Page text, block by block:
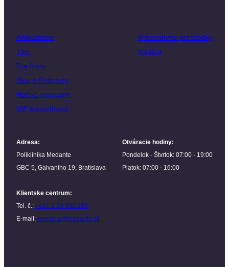
Ambulancie
Tím
Pre firmy
Blog a Podcasty
Ročné programy
VIP starostlivosť
Preventívne prehliadky
Kariéra
Adresa:
Poliklinika Medante
GBC 5, Galvaniho 19, Bratislava
Otváracie hodiny:
Pondelok - Štvrtok: 07:00 - 19:00
Piatok: 07:00 - 16:00
Klientske centrum:
Tel. č.: +421 2 20 302 303
E-mail: recepcia@medante.sk